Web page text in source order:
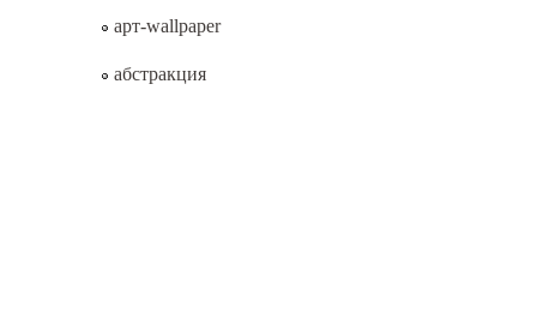
арт-wallpaper
абстракция